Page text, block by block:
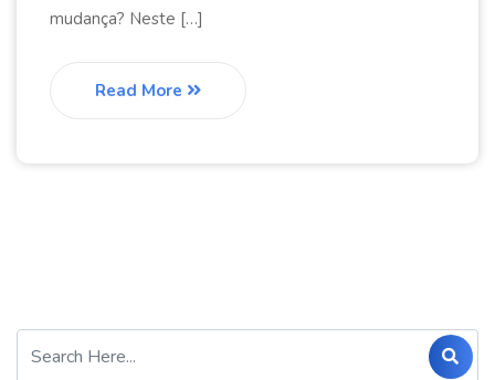
mudança? Neste […]
Read More